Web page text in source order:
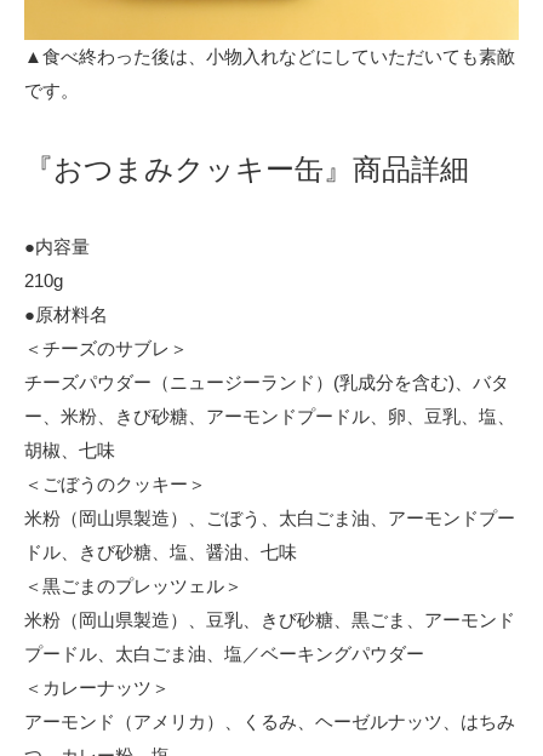
▲食べ終わった後は、小物入れなどにしていただいても素敵
です。
『おつまみクッキー缶』商品詳細
●内容量
210g
●原材料名
＜チーズのサブレ＞
チーズパウダー（ニュージーランド）(乳成分を含む)、バタ
ー、米粉、きび砂糖、アーモンドプードル、卵、豆乳、塩、
胡椒、七味
＜ごぼうのクッキー＞
米粉（岡山県製造）、ごぼう、太白ごま油、アーモンドプー
ドル、きび砂糖、塩、醤油、七味
＜黒ごまのプレッツェル＞
米粉（岡山県製造）、豆乳、きび砂糖、黒ごま、アーモンド
プードル、太白ごま油、塩／ベーキングパウダー
＜カレーナッツ＞
アーモンド（アメリカ）、くるみ、ヘーゼルナッツ、はちみ